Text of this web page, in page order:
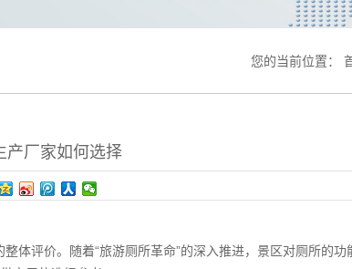
您的当前位置：
产厂家如何选择
体评价。随着“旅游厕所革命”的深入推进，景区对厕所的